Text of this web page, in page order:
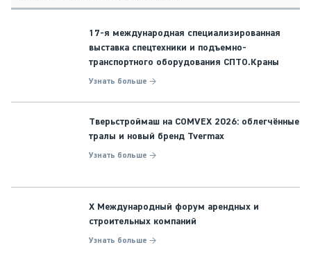
17-я международная специализированная
выставка спецтехники и подъемно-
транспортного оборудования СПТО.Краны
Узнать больше →
Тверьстроймаш на COMVEX 2026: облегчённые
тралы и новый бренд Tvermax
Узнать больше →
X Международный форум арендных и
строительных компаний
Узнать больше →